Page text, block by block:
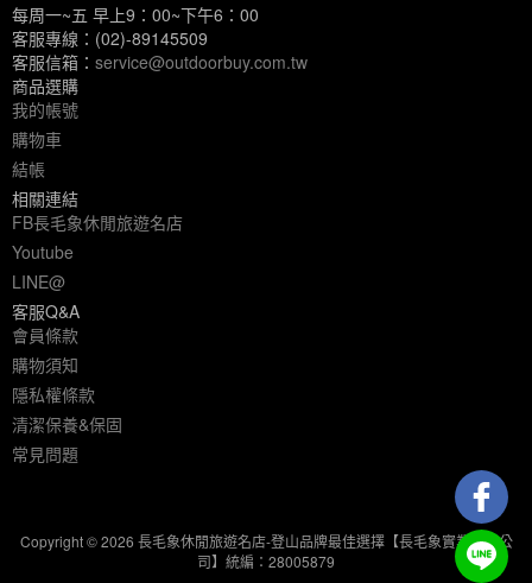
每周一~五 早上9：00~下午6：00
客服專線：(02)-89145509
客服信箱： service@outdoorbuy.com.tw
商品選購
我的帳號
購物車
結帳
相關連結
FB長毛象休閒旅遊名店
Youtube
LINE@
客服Q&A
會員條款
購物須知
隱私權條款
清潔保養&保固
常見問題
Copyright © 2026 長毛象休閒旅遊名店-登山品牌最佳選擇【長毛象實業有限公
司】統編：28005879